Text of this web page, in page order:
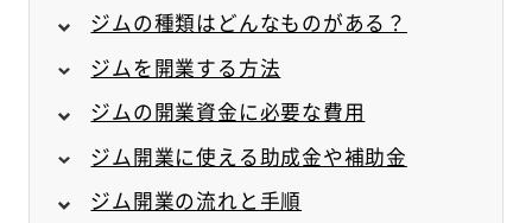
ジムの種類はどんなものがある？
ジムを開業する方法
ジムの開業資金に必要な費用
ジム開業に使える助成金や補助金
ジム開業の流れと手順